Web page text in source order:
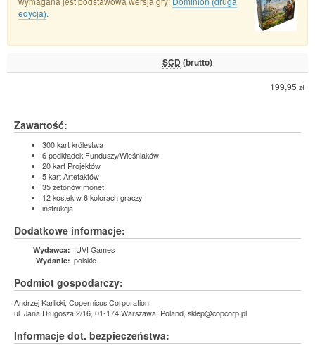
edycja).
SCD (brutto)
199,95 zł
Zawartość:
300 kart królestwa
6 podkładek Funduszy/Wieśniaków
20 kart Projektów
5 kart Artefaktów
35 żetonów monet
12 kostek w 6 kolorach graczy
instrukcja
Dodatkowe informacje:
Wydawca: IUVI Games
Wydanie: polskie
Podmiot gospodarczy:
Andrzej Karlicki, Copernicus Corporation,
ul. Jana Długosza 2/16, 01-174 Warszawa, Poland, sklep@copcorp.pl
Informacje dot. bezpieczeństwa: